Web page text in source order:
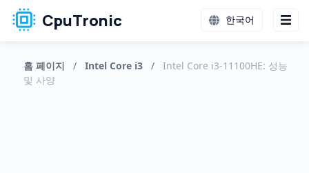
CpuTronic 한국어
홈 페이지 / Intel Core i3 /
Intel Core i3-11100HE: 성능
및 사양